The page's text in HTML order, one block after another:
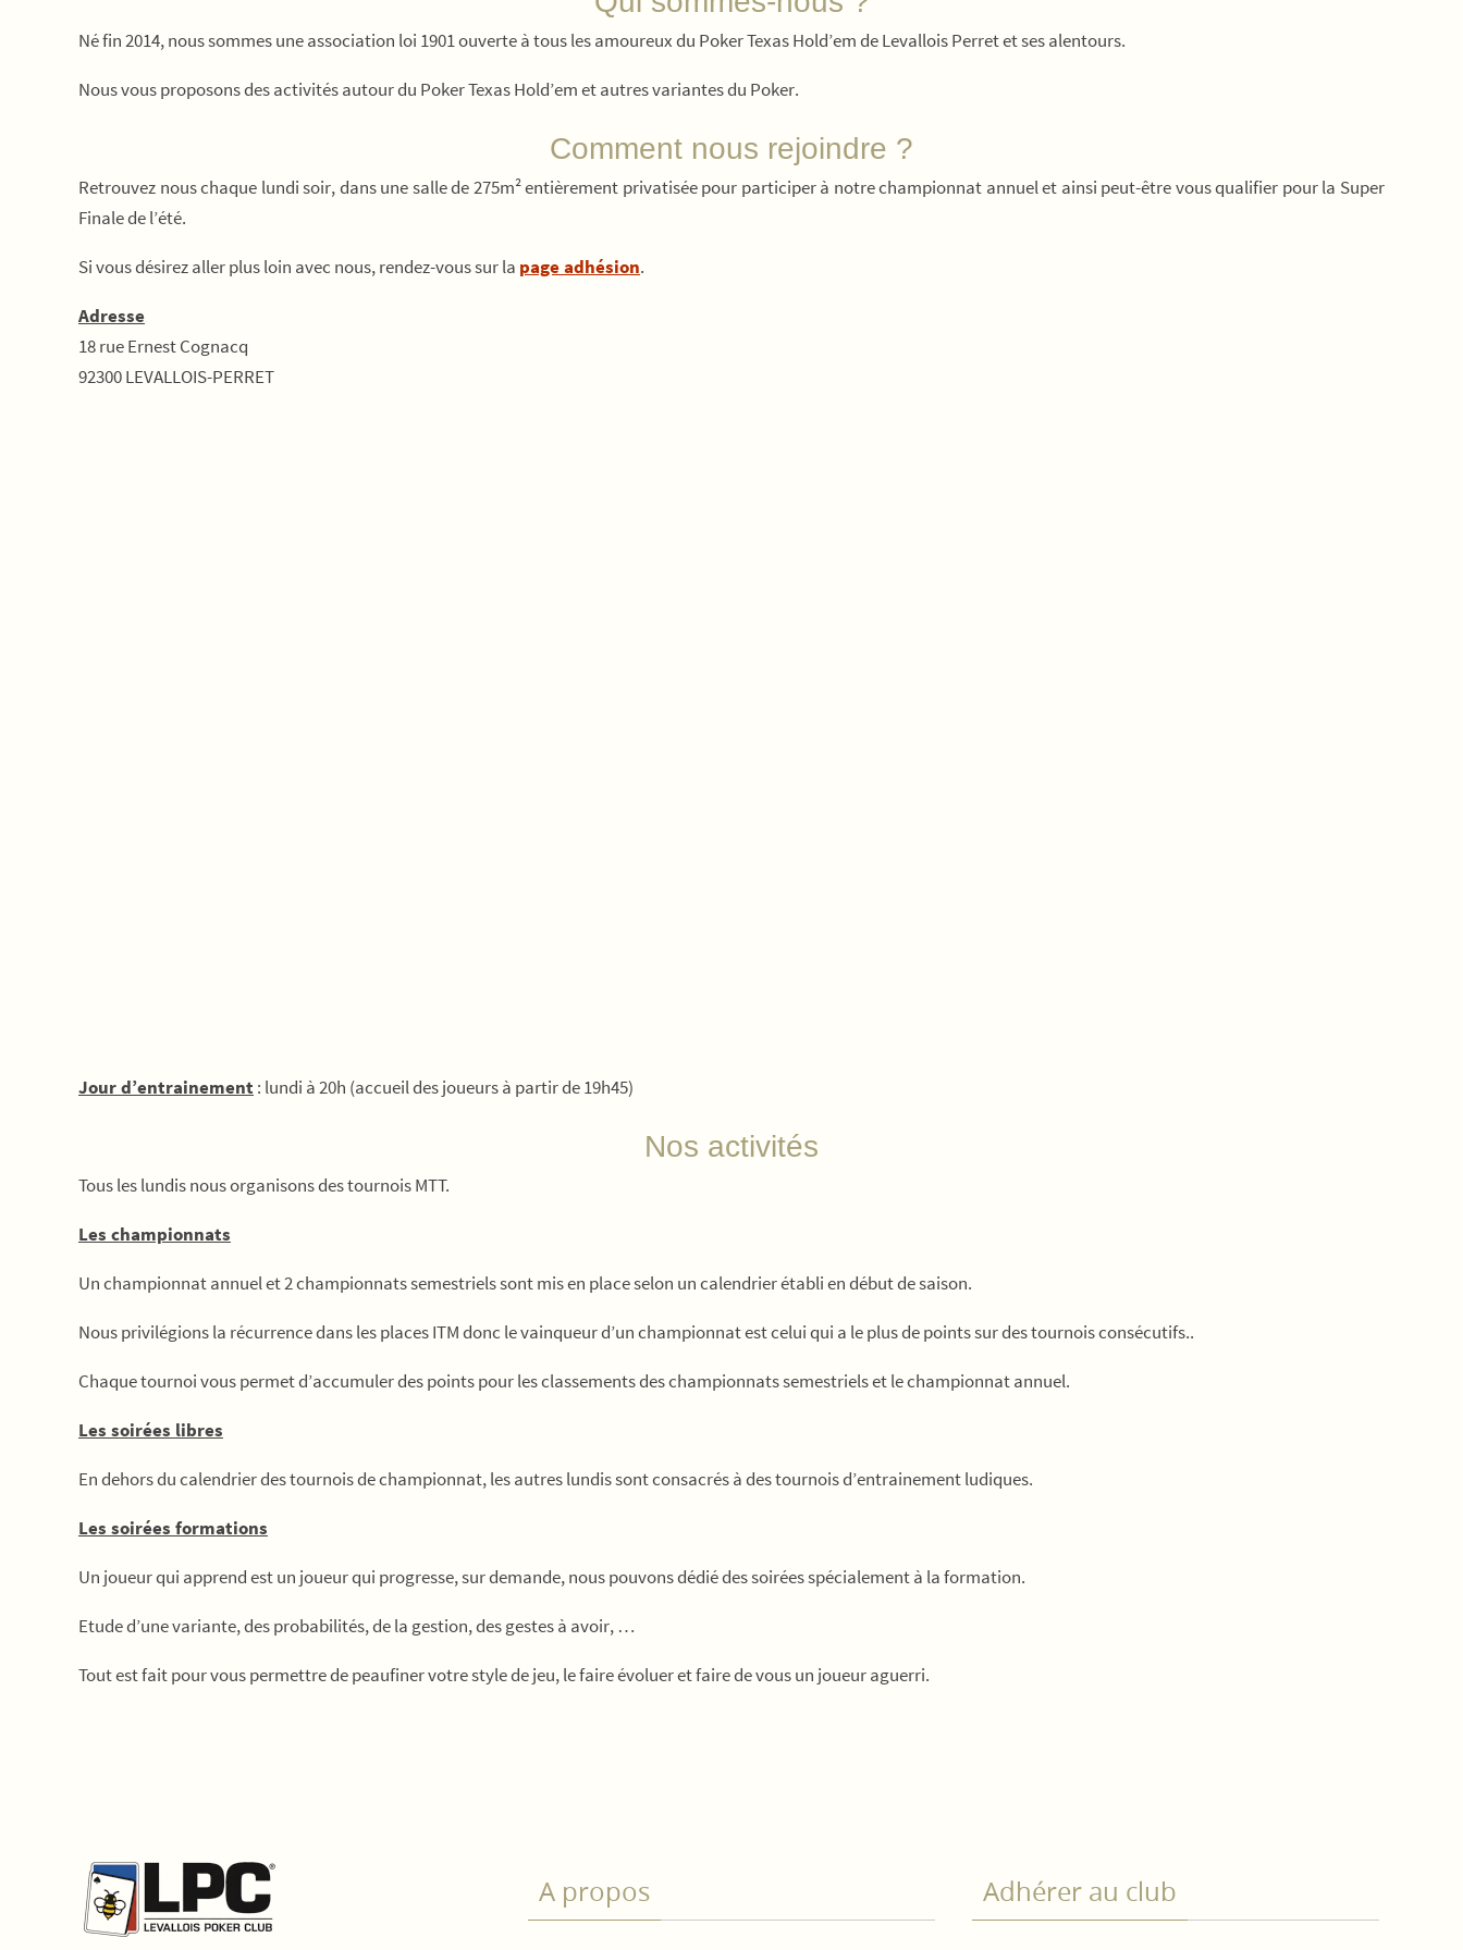
Né fin 2014, nous sommes une association loi 1901 ouverte à tous les amoureux du Poker Texas Hold’em de Levallois Perret et ses alentours.
Nous vous proposons des activités autour du Poker Texas Hold’em et autres variantes du Poker.
Comment nous rejoindre ?
Retrouvez nous chaque lundi soir, dans une salle de 275m² entièrement privatisée pour participer à notre championnat annuel et ainsi peut-être vous qualifier pour la Super
Finale de l’été.
Si vous désirez aller plus loin avec nous, rendez-vous sur la page adhésion.
Adresse
18 rue Ernest Cognacq
92300 LEVALLOIS-PERRET
Jour d’entrainement : lundi à 20h (accueil des joueurs à partir de 19h45)
Nos activités
Tous les lundis nous organisons des tournois MTT.
Les championnats
Un championnat annuel et 2 championnats semestriels sont mis en place selon un calendrier établi en début de saison.
Nous privilégions la récurrence dans les places ITM donc le vainqueur d’un championnat est celui qui a le plus de points sur des tournois consécutifs..
Chaque tournoi vous permet d’accumuler des points pour les classements des championnats semestriels et le championnat annuel.
Les soirées libres
En dehors du calendrier des tournois de championnat, les autres lundis sont consacrés à des tournois d’entrainement ludiques.
Les soirées formations
Un joueur qui apprend est un joueur qui progresse, sur demande, nous pouvons dédié des soirées spécialement à la formation.
Etude d’une variante, des probabilités, de la gestion, des gestes à avoir, …
Tout est fait pour vous permettre de peaufiner votre style de jeu, le faire évoluer et faire de vous un joueur aguerri.
A propos Adhérer au club